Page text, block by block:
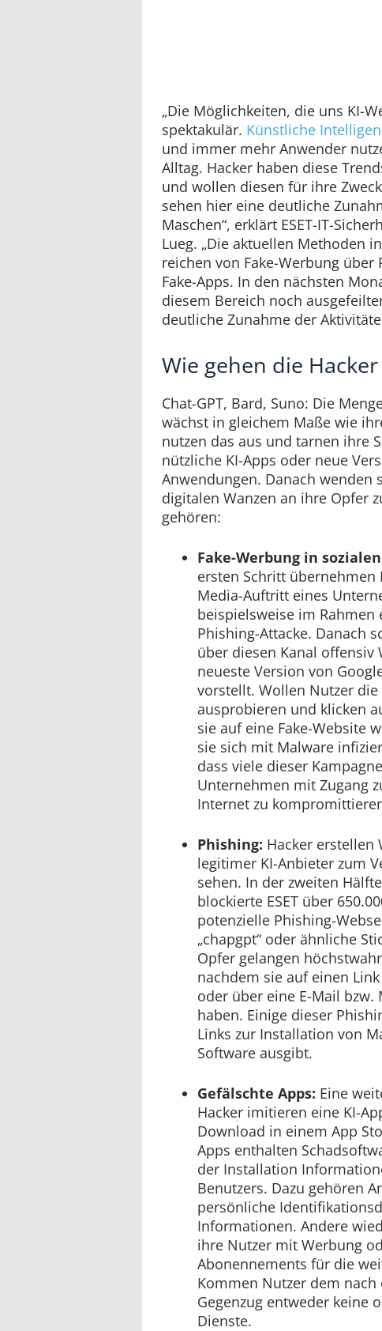
„Die Möglichkeiten, die uns KI-
spektakulär. Künstliche
und immer mehr Anwender
Alltag. Hacker haben diese
und wollen diesen für ihre
sehen hier eine deutliche
Maschen“, erklärt ESET-IT-
Lueg. „Die aktuellen Methoden
reichen von Fake-Werbung über
Fake-Apps. In den nächsten
diesem Bereich noch
deutliche Zunahme der
Wie gehen die Hacker
Chat-GPT, Bard, Suno: Die
wächst in gleichem Maße wie
nutzen das aus und tarnen ihre
nützliche KI-Apps oder neue
Anwendungen. Danach wenden
digitalen Wanzen an ihre Opfer
gehören:
Fake-Werbung in
ersten Schritt übernehmen
Media-Auftritt eines
beispielsweise im
Phishing-Attacke. Danach
über diesen Kanal offensiv
neueste Version von
vorstellt. Wollen Nutzer
ausprobieren und klicken
sie auf eine Fake-Website
sie sich mit Malware
dass viele dieser
Unternehmen mit Zugang
Internet zu
Phishing: Hacker erstellen
legitimer KI-Anbieter zum
sehen. In der zweiten
blockierte ESET über
potenzielle Phishing-
„chapgpt“ oder ähnliche
Opfer gelangen
nachdem sie auf einen
oder über eine E-Mail
haben. Einige dieser
Links zur Installation von
Software ausgibt.
Gefälschte Apps: Eine
Hacker imitieren eine KI-
Download in einem App
Apps enthalten
der Installation
Benutzers. Dazu gehören
persönliche
Informationen. Andere
ihre Nutzer mit Werbung
Abonennements für die
Kommen Nutzer dem
Gegenzug entweder keine
Dienste.